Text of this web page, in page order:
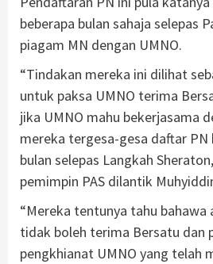
beberapa bulan sahaja selepas
piagam MN dengan UMNO.
“Tindakan mereka ini dilihat
untuk paksa UMNO terima
jika UMNO mahu bekerjasama
mereka tergesa-gesa daftar PN
bulan selepas Langkah
pemimpin PAS dilantik
“Mereka tentunya tahu bahawa
tidak boleh terima Bersatu dan
pengkhianat UMNO yang telah